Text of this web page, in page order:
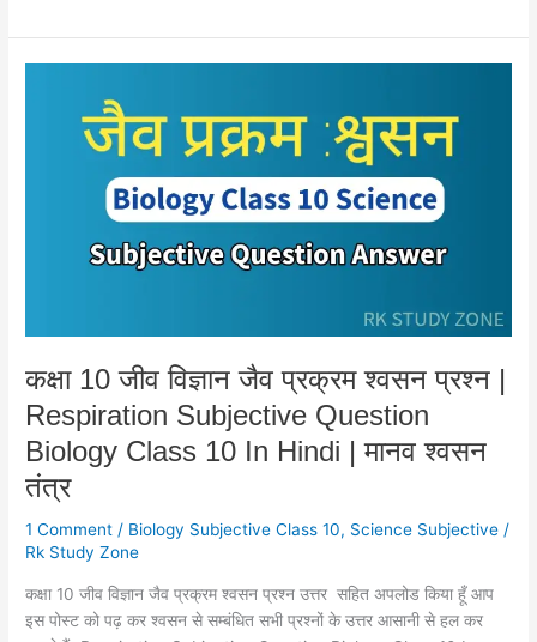
कक्षा 10 जीव विज्ञान जैव प्रक्रम श्वसन प्रश्न |
Respiration Subjective Question
Biology Class 10 In Hindi | मानव श्वसन
तंत्र
1 Comment / Biology Subjective Class 10, Science Subjective /
Rk Study Zone
कक्षा 10 जीव विज्ञान जैव प्रक्रम श्वसन प्रश्न उत्तर सहित अपलोड किया हूँ आप
इस पोस्ट को पढ़ कर श्वसन से सम्बंधित सभी प्रश्नों के उत्तर आसानी से हल कर
Subjective
Question
Biology
Class
10
In
Hindi
|
मानव
तंत्र